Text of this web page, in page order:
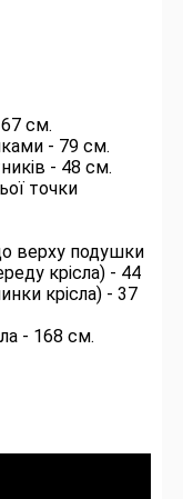
см.
- 79 см.
- 48 см.
точки
верху подушки
крісла) - 44
крісла) - 37
- 168 см.